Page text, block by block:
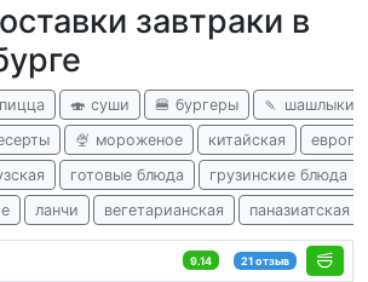
завтраки в
🍣 суши 🍔 бургеры
🍡 шашлыки
🍨 мороженое китайская
готовые блюда
грузинские блюда
ланчи вегетарианская паназиатская
9.14 21 отзыв